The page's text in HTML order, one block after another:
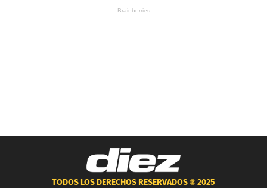
TODOS LOS DERECHOS RESERVADOS ®2025